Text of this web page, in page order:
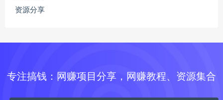
资源分享
专注搞钱：网赚项目分享，网赚教程、资源集合